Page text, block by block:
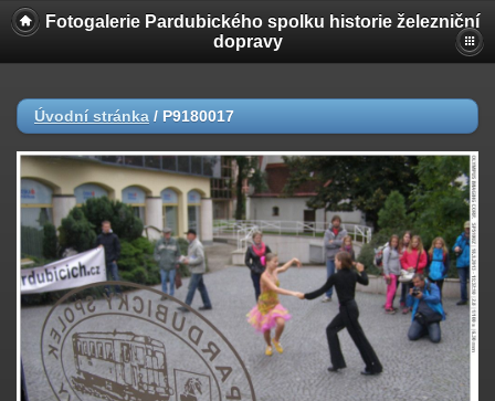
Fotogalerie Pardubického spolku historie železniční
dopravy
Úvodní stránka / P9180017